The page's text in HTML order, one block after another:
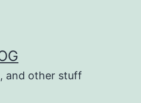
and other stuff